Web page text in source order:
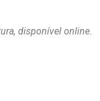
disponível online.